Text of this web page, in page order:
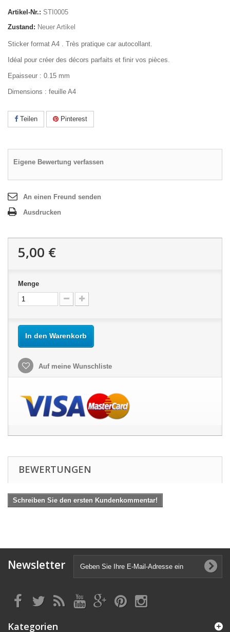
Artikel-Nr.: STI0005
Zustand: Neuer Artikel
Sticker format A4 . Très pratique car autocollant.
Idéal pour créer des décors parfaits et finir vos pièces.
Epaisseur : 0.15 mm
Dimensions : feuille A4
Teilen Pinterest
Eigene Bewertung verfassen
An einen Freund senden
Ausdrucken
5,00 €
Menge
In den Warenkorb
Auf meine Wunschliste
BEWERTUNGEN
Schreiben Sie den ersten Kundenkommentar!
Newsletter
Kategorien